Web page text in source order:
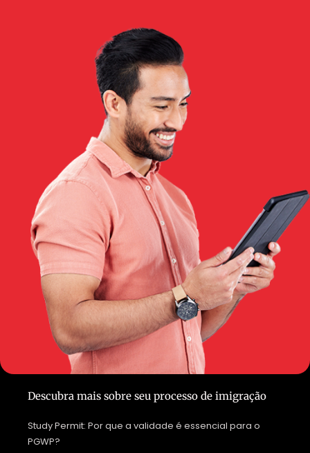
Descubra mais sobre seu processo de imigração
Study Permit: Por que a validade é essencial para o
PGWP?